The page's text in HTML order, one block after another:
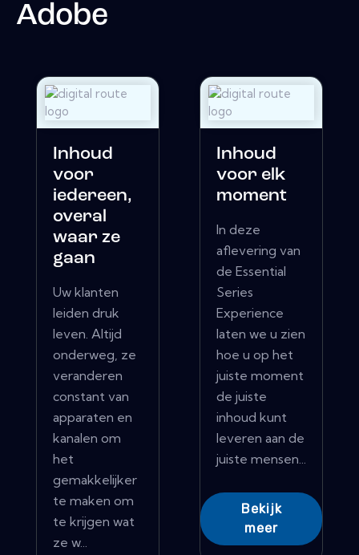
Adobe
Inhoud
voor
iedereen,
overal
waar ze
gaan
Uw klanten
leiden druk
leven. Altijd
onderweg, ze
veranderen
constant van
apparaten en
kanalen om
het
gemakkelijker
te maken om
te krijgen wat
ze w...
Inhoud
voor elk
moment
In deze
aflevering van
de Essential
Series
Experience
laten we u zien
hoe u op het
juiste moment
de juiste
inhoud kunt
leveren aan de
juiste mensen...
Bekijk
meer